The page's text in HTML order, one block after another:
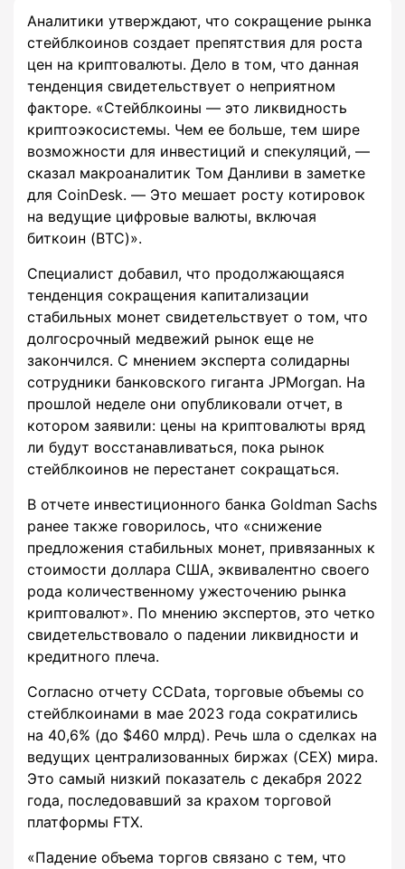
Аналитики утверждают, что сокращение рынка
стейблкоинов создает препятствия для роста
цен на криптовалюты. Дело в том, что данная
тенденция свидетельствует о неприятном
факторе. «Стейблкоины — это ликвидность
криптоэкосистемы. Чем ее больше, тем шире
возможности для инвестиций и спекуляций, —
сказал макроаналитик Том Данливи в заметке
для CoinDesk. — Это мешает росту котировок
на ведущие цифровые валюты, включая
биткоин (BTC)».
Специалист добавил, что продолжающаяся
тенденция сокращения капитализации
стабильных монет свидетельствует о том, что
долгосрочный медвежий рынок еще не
закончился. С мнением эксперта солидарны
сотрудники банковского гиганта JPMorgan. На
прошлой неделе они опубликовали отчет, в
котором заявили: цены на криптовалюты вряд
ли будут восстанавливаться, пока рынок
стейблкоинов не перестанет сокращаться.
В отчете инвестиционного банка Goldman Sachs
ранее также говорилось, что «снижение
предложения стабильных монет, привязанных к
стоимости доллара США, эквивалентно своего
рода количественному ужесточению рынка
криптовалют». По мнению экспертов, это четко
свидетельствовало о падении ликвидности и
кредитного плеча.
Согласно отчету CCData, торговые объемы со
стейблкоинами в мае 2023 года сократились
на 40,6% (до $460 млрд). Речь шла о сделках на
ведущих централизованных биржах (CEX) мира.
Это самый низкий показатель с декабря 2022
года, последовавший за крахом торговой
платформы FTX.
«Падение объема торгов связано с тем, что